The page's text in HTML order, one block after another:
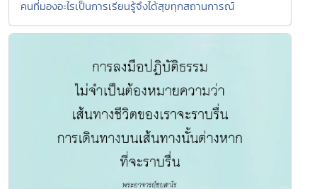
คนที่มองอะไรเป็นการเรียนรู้จึงได้สุขทุกสถานการณ์